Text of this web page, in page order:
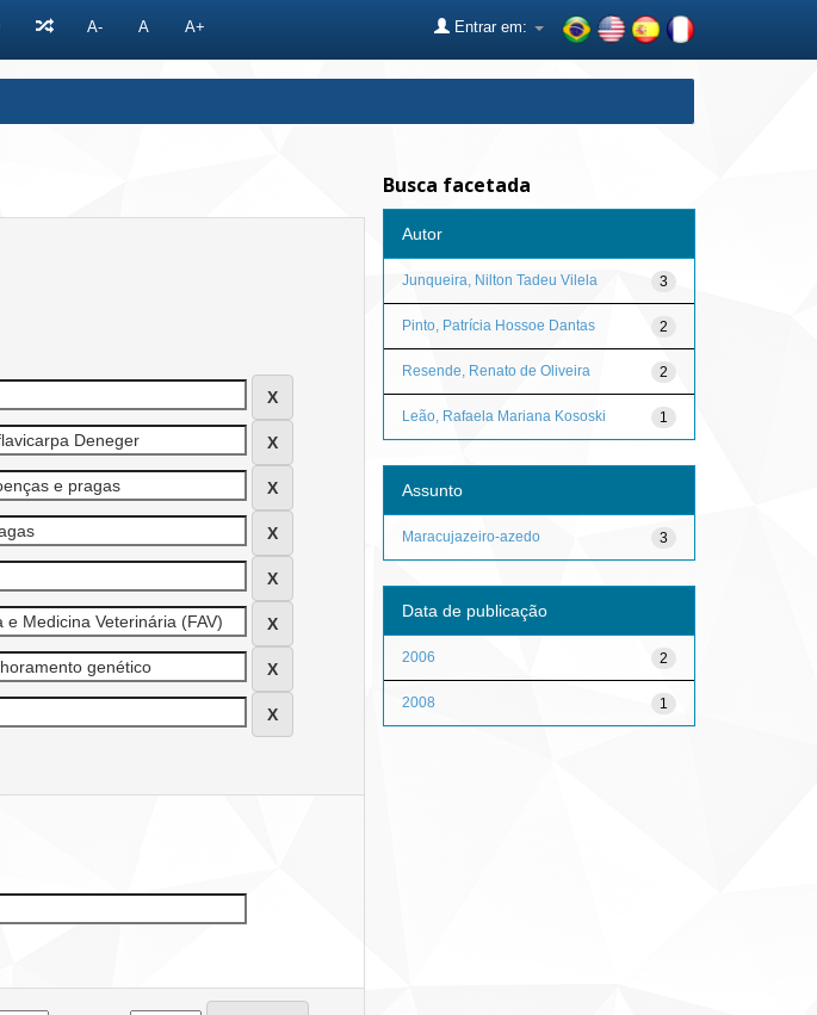
A- A A+ Entrar em:
Busca facetada
Autor
3
Junqueira, Nilton Tadeu Vilela
2
Pinto, Patrícia Hossoe Dantas
2
Resende, Renato de Oliveira
1
Leão, Rafaela Mariana Kososki
Assunto
3
Maracujazeiro-azedo
Data de publicação
2
2006
1
2008